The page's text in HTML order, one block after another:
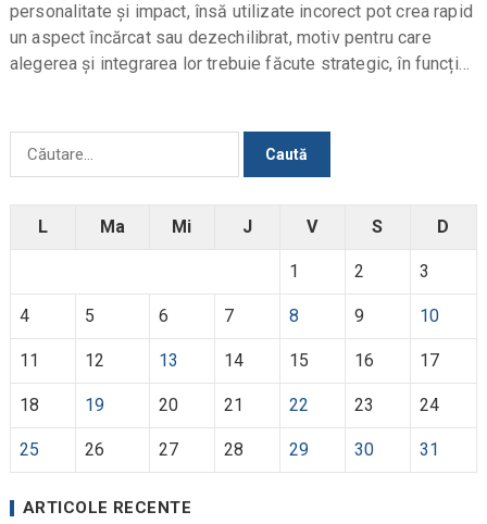
personalitate și impact, însă utilizate incorect pot crea rapid
un aspect încărcat sau dezechilibrat, motiv pentru care
alegerea și integrarea lor trebuie făcute strategic, în funcție
Caută
L Ma Mi J V S D
1 2 3
4 5 6 7 8 9 10
11 12 13 14 15 16 17
18 19 20 21 22 23 24
25 26 27 28 29 30 31
ARTICOLE RECENTE